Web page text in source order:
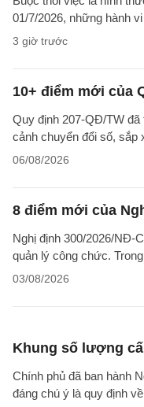
01/7/2026, những hành
3 giờ trước
10+ điểm mới của
Quy định 207-QĐ/TW
cảnh chuyển đổi số, sắp
06/08/2026
8 điểm mới của
Nghị định 300/2026/NĐ-
quản lý công chức.
03/08/2026
Khung số lượng
Chính phủ đã ban hành
đáng chú ý là quy định